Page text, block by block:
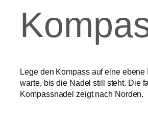
Lege den Kompass auf eine ebene
warte, bis die Nadel still steht. Die
Kompassnadel zeigt nach Norden.